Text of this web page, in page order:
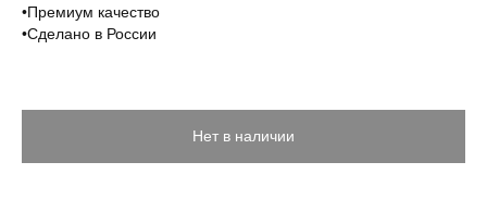
•Премиум качество
•Сделано в России
Нет в наличии